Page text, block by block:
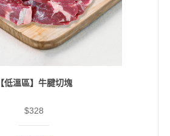
【低溫區】牛腱切塊
$328